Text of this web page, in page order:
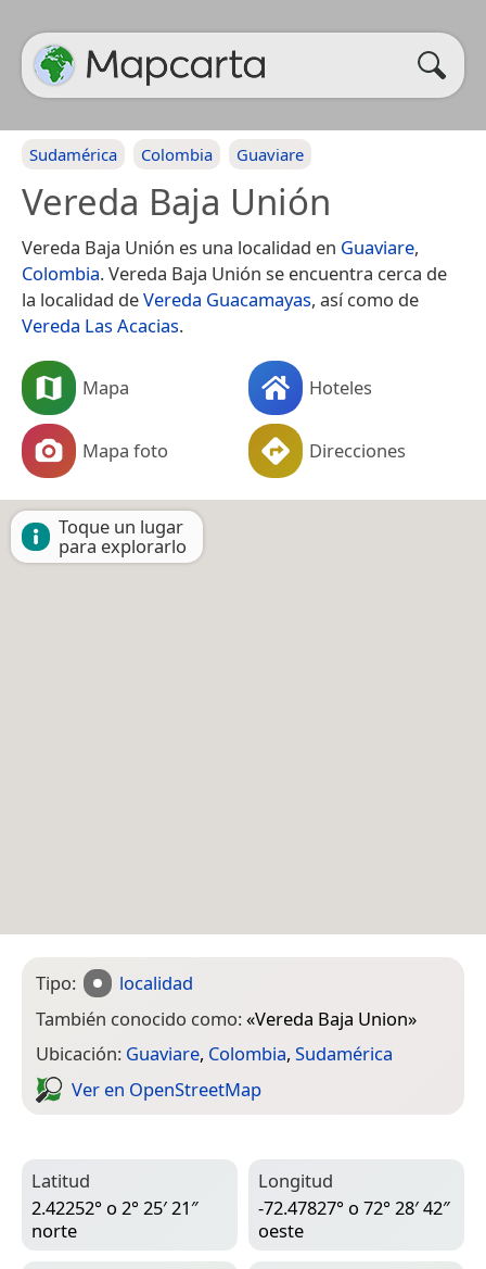
Sudamérica Colombia Guaviare
Vereda Baja Unión
Vereda Baja Unión es una localidad en Guaviare,
Colombia. Vereda Baja Unión se encuentra cerca de
la localidad deVereda Guacamayas, así como de
Vereda Las Acacias.
Mapa Hoteles
Mapa foto Direcciones
Toque un lugar
para explorarlo
Tipo:
localidad
También conocido como:«Vereda Baja Union»
Ubicación: Guaviare, Colombia, Sudamérica
Ver en Open­Street­Map
Latitud
2.42252° o 2° 25′ 21″
norte
Longitud
-72.47827° o 72° 28′ 42″
oeste